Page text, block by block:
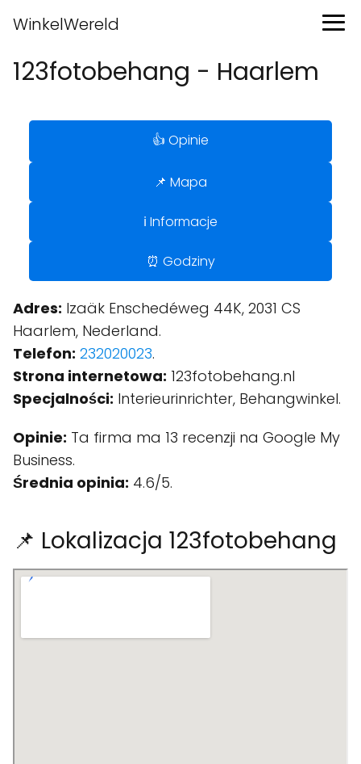
WinkelWereld
123fotobehang - Haarlem
👍 Opinie
📌 Mapa
ℹ️ Informacje
⏰ Godziny
Adres: Izaäk Enschedéweg 44K, 2031 CS
Haarlem, Nederland.
Telefon: 232020023.
Strona internetowa: 123fotobehang.nl
Specjalności: Interieurinrichter, Behangwinkel.
Opinie: Ta firma ma 13 recenzji na Google My
Business.
Średnia opinia: 4.6/5.
📌 Lokalizacja 123fotobehang